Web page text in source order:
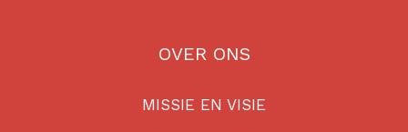
OVER ONS
MISSIE EN VISIE